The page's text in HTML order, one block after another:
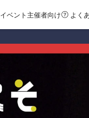
イベント主催者向け よく